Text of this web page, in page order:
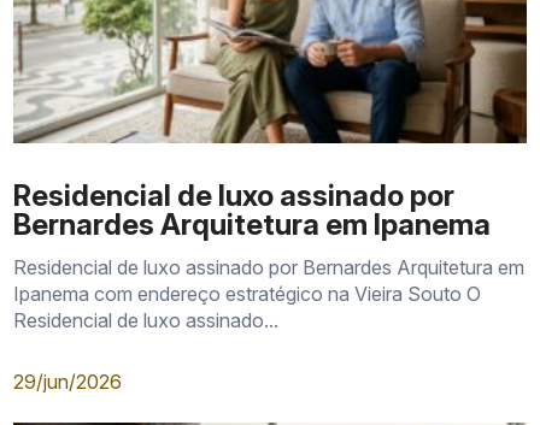
Residencial de luxo assinado por
Bernardes Arquitetura em Ipanema
Residencial de luxo assinado por Bernardes Arquitetura em
Ipanema com endereço estratégico na Vieira Souto O
Residencial de luxo assinado...
29/jun/2026